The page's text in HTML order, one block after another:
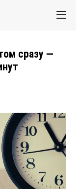
сразу —